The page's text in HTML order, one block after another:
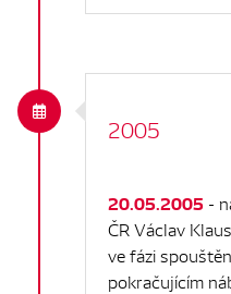
2005
20.05.2005 -
ČR Václav
ve fázi
pokračujícím